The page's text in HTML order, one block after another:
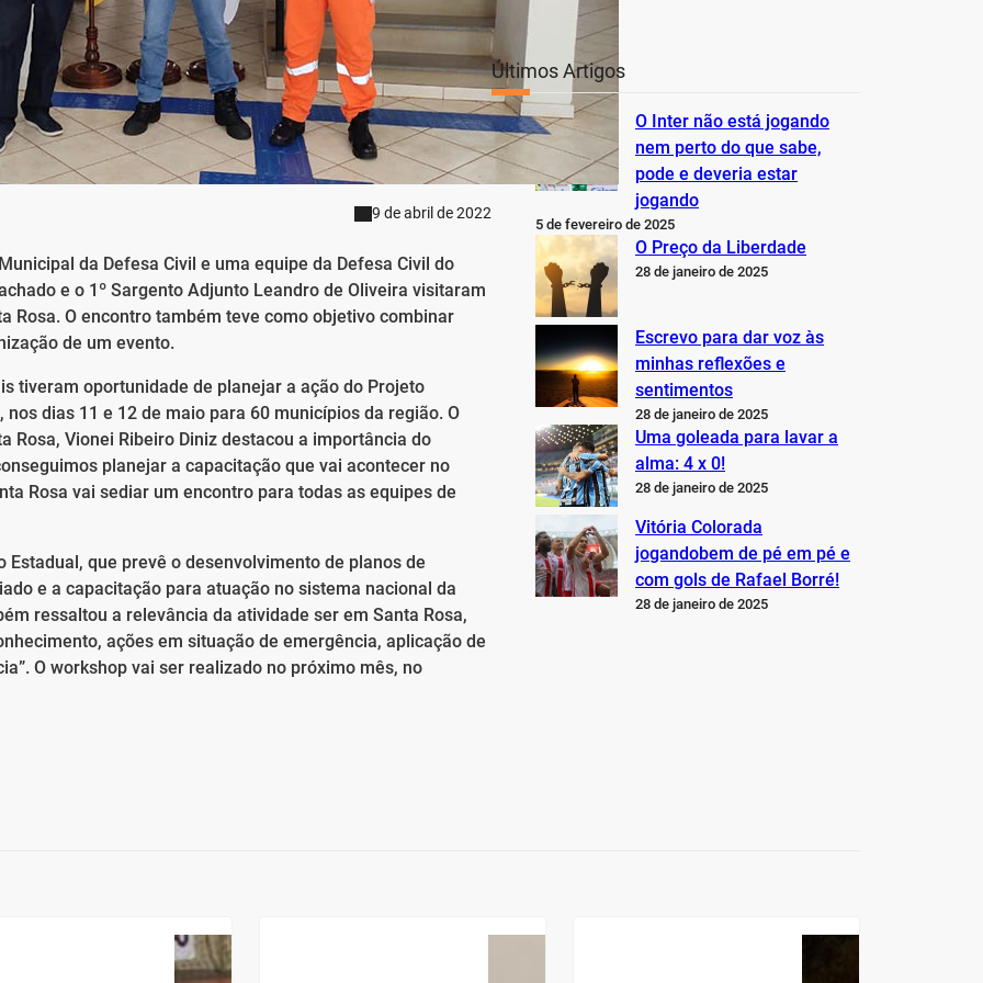
9 de abril de 2022
da Defesa Civil e uma equipe da Defesa Civil do
e o 1º Sargento Adjunto Leandro de Oliveira visitaram
Rosa. O encontro também teve como objetivo combinar
de um evento.
tiveram oportunidade de planejar a ação do Projeto
dias 11 e 12 de maio para 60 municípios da região. O
Rosa, Vionei Ribeiro Diniz destacou a importância do
planejar a capacitação que vai acontecer no
Rosa vai sediar um encontro para todas as equipes de
que prevê o desenvolvimento de planos de
e a capacitação para atuação no sistema nacional da
ressaltou a relevância da atividade ser em Santa Rosa,
ações em situação de emergência, aplicação de
O workshop vai ser realizado no próximo mês, no
Últimos Artigos
O Inter não está jogando
nem perto do que sabe,
pode e deveria estar
jogando
5 de fevereiro de 2025
O Preço da Liberdade
28 de janeiro de 2025
Escrevo para dar voz às
minhas reflexões e
sentimentos
28 de janeiro de 2025
Uma goleada para lavar a
alma: 4 x 0!
28 de janeiro de 2025
Vitória Colorada
jogandobem de pé em pé e
com gols de Rafael Borré!
28 de janeiro de 2025